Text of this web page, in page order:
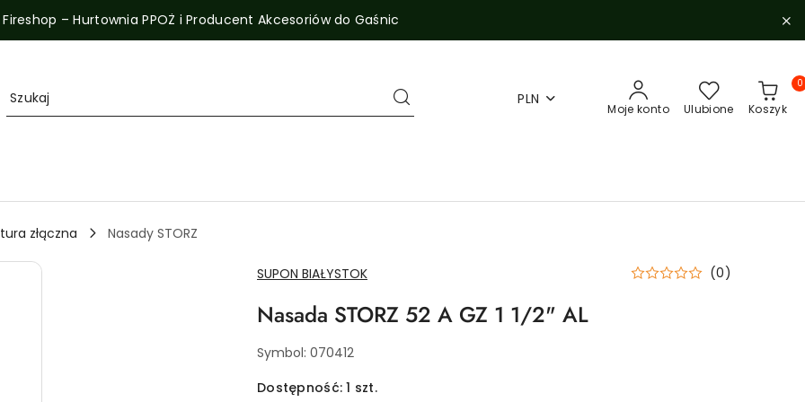
Fireshop – Hurtownia PPOŻ i Producent Akcesoriów do Gaśnic
PLN
Moje konto Ulubione Koszyk
0
złączna
Nasady STORZ
NAZWA
PRODUCENTA:
SUPON BIAŁYSTOK (0)
Nasada STORZ 52 A GZ 1 1/2" AL
Symbol: 070412
Dostępność:1 szt.